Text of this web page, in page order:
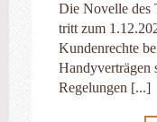
Die Novelle des
tritt zum
Kundenrechte
Handyverträgen
Regelungen [...]